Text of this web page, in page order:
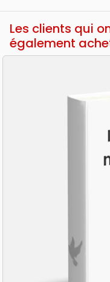
Les clients qui
également